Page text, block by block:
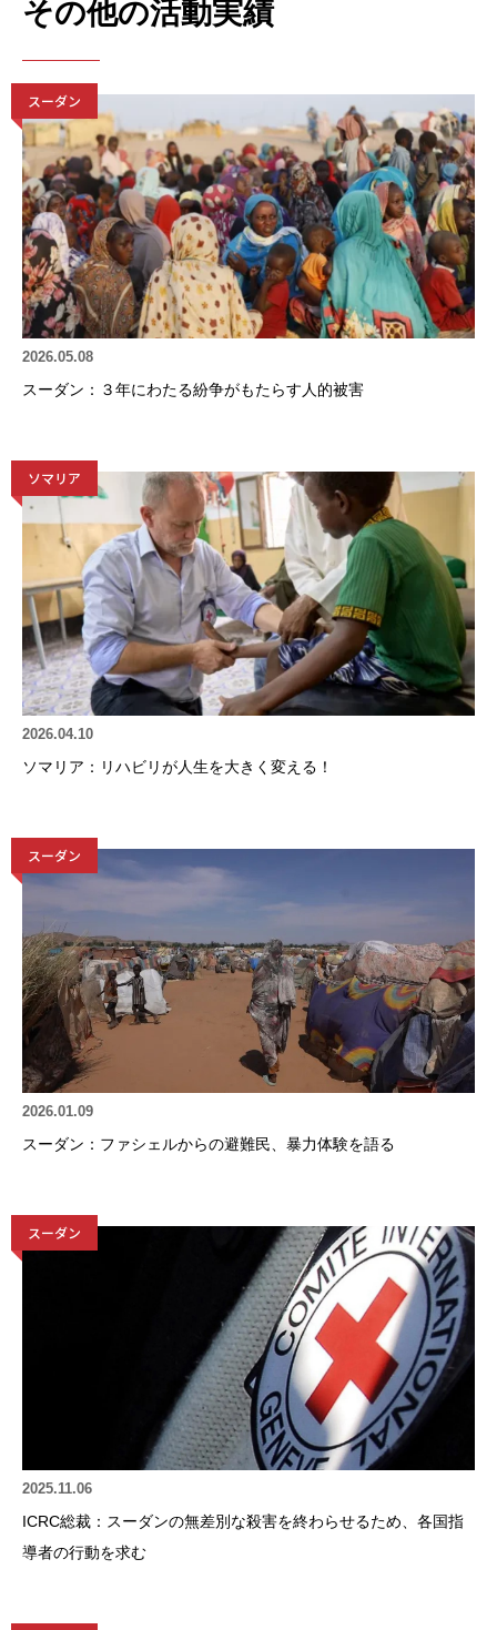
その他の活動実績
スーダン
2026.05.08
スーダン：３年にわたる紛争がもたらす人的被害
ソマリア
2026.04.10
ソマリア：リハビリが人生を大きく変える！
スーダン
2026.01.09
スーダン：ファシェルからの避難民、暴力体験を語る
スーダン
2025.11.06
ICRC総裁：スーダンの無差別な殺害を終わらせるため、各国指
導者の行動を求む